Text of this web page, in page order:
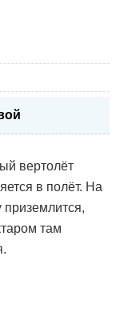
вертолёт
в полёт. На
там